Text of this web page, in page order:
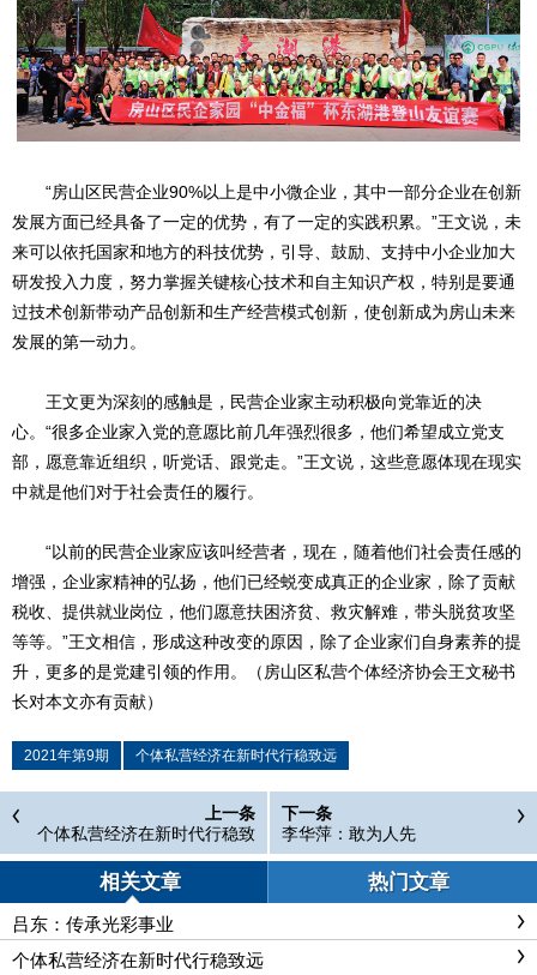
“房山区民营企业90%以上是中小微企业，其中一部分企业在创新
发展方面已经具备了一定的优势，有了一定的实践积累。”王文说，未
来可以依托国家和地方的科技优势，引导、鼓励、支持中小企业加大
研发投入力度，努力掌握关键核心技术和自主知识产权，特别是要通
过技术创新带动产品创新和生产经营模式创新，使创新成为房山未来
发展的第一动力。
王文更为深刻的感触是，民营企业家主动积极向党靠近的决
心。“很多企业家入党的意愿比前几年强烈很多，他们希望成立党支
部，愿意靠近组织，听党话、跟党走。”王文说，这些意愿体现在现实
中就是他们对于社会责任的履行。
“以前的民营企业家应该叫经营者，现在，随着他们社会责任感的
增强，企业家精神的弘扬，他们已经蜕变成真正的企业家，除了贡献
税收、提供就业岗位，他们愿意扶困济贫、救灾解难，带头脱贫攻坚
等等。”王文相信，形成这种改变的原因，除了企业家们自身素养的提
升，更多的是党建引领的作用。（房山区私营个体经济协会王文秘书
长对本文亦有贡献）
2021年第9期 个体私营经济在新时代行稳致远
上一条
个体私营经济在新时代行稳致
远
下一条
李华萍：敢为人先
相关文章 热门文章
吕东：传承光彩事业
个体私营经济在新时代行稳致远